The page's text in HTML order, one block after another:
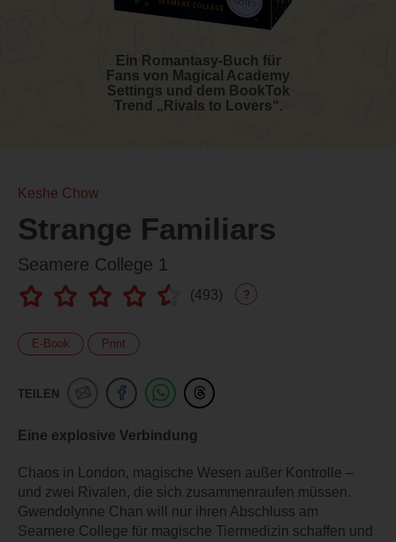
Ein Romantasy-Buch für
Fans von Magical Academy
Settings und dem BookTok
Trend „Rivals to Lovers“.
Keshe Chow
Strange Familiars
Seamere College 1
(493) ?
E-Book Print
TEILEN
Eine explosive Verbindung
Chaos in London, magische Wesen außer Kontrolle –
und zwei Rivalen, die sich zusammenraufen müssen.
Gwendolynne Chan will nur ihren Abschluss am
Seamere College für magische Tiermedizin schaffen und